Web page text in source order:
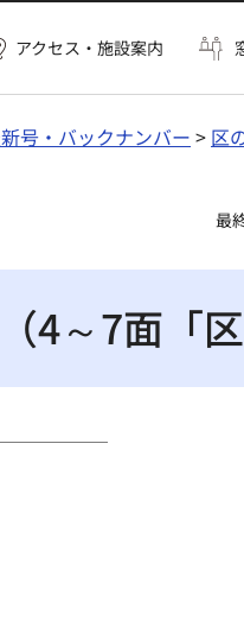
アクセス・施設案内
号・バックナンバー > 区
最
～7面「区